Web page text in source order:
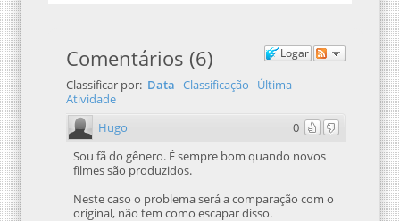
Logar
Comentários (6)
Classificar por: Data Classificação
Última
Atividade
0
Hugo
Sou fã do gênero. É sempre bom quando novos
filmes são produzidos.
Neste caso o problema será a comparação com o
original, não tem como escapar disso.